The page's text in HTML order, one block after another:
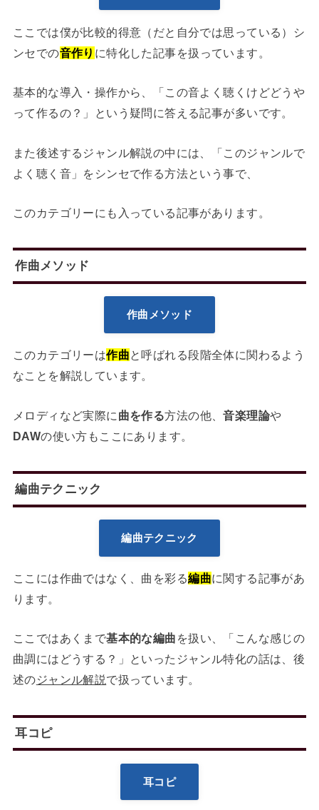
ここでは僕が比較的得意（だと自分では思っている）シ
ンセでの音作り に特化した記事を扱っています。
基本的な導入・操作から、「この音よく聴くけどどうや
って作るの？」という疑問に答える記事が多いです。
また後述するジャンル解説の中には、「このジャンルで
よく聴く音」をシンセで作る方法という事で、
このカテゴリーにも入っている記事があります。
作曲メソッド
作曲メソッド
このカテゴリーは作曲と呼ばれる段階全体に関わるよう
なことを解説しています。
メロディなど実際に 曲を作る方法の他、音楽理論や
DAWの使い方もここにあります。
編曲テクニック
編曲テクニック
ここには作曲ではなく、曲を彩る編曲に関する記事があ
ります。
ここではあくまで基本的な編曲 を扱い、「こんな感じの
曲調にはどうする？」といったジャンル特化の話は、後
述のジャンル解説で扱っています。
耳コピ
耳コピ